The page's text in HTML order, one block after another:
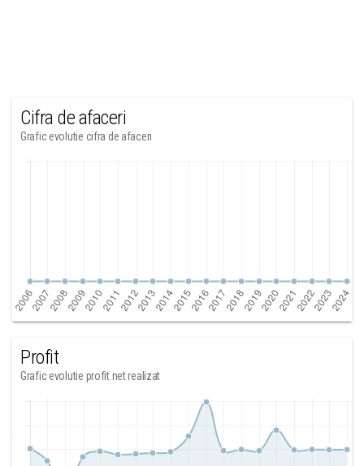
Cifra de afaceri
Grafic evolutie cifra de afaceri
Profit
Grafic evolutie profit net realizat